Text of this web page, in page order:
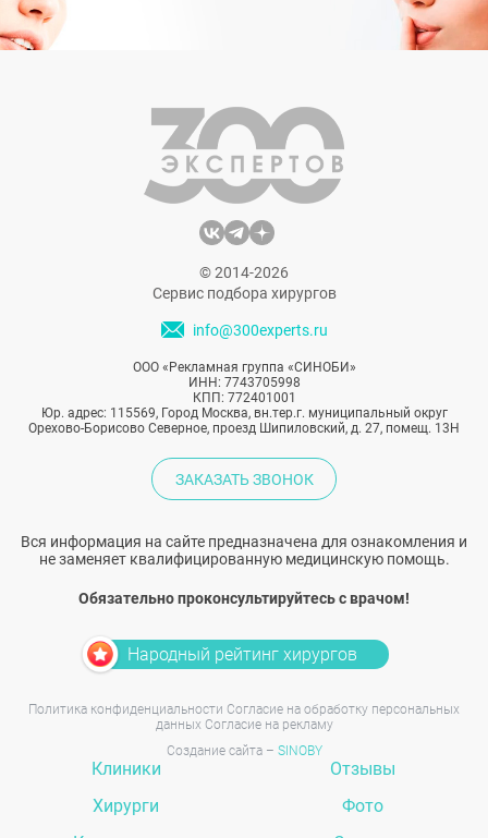
© 2014-2026
Сервис подбора хирургов
info@300experts.ru
ООО «Рекламная группа «СИНОБИ»
ИНН: 7743705998
КПП: 772401001
Юр. адрес: 115569, Город Москва, вн.тер.г. муниципальный округ
Орехово-Борисово Северное, проезд Шипиловский, д. 27, помещ. 13Н
ЗАКАЗАТЬ ЗВОНОК
Вся информация на сайте предназначена для ознакомления и
не заменяет квалифицированную медицинскую помощь.
Обязательно проконсультируйтесь с врачом!
Народный рейтинг хирургов
Политика конфиденциальности Согласие на обработку персональных
данных Согласие на рекламу
Создание сайта – SINOBY
Клиники
Хирурги
Отзывы
Фото